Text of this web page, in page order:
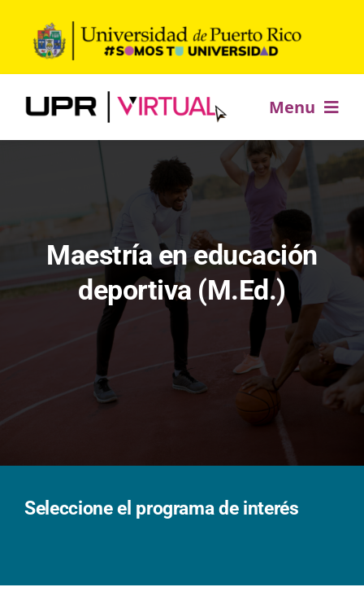
contenido
Menu
Desarrollo profesional
Solicita información
Maestría en educación
deportiva (M.Ed.)
Seleccione el programa de interés